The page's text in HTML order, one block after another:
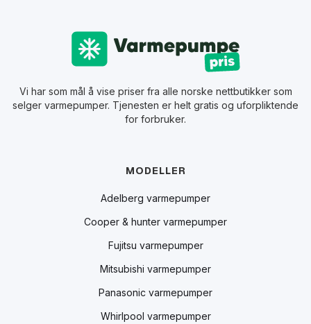
Vi har som mål å vise priser fra alle norske nettbutikker som
selger varmepumper. Tjenesten er helt gratis og uforpliktende
for forbruker.
MODELLER
Adelberg varmepumper
Cooper & hunter varmepumper
Fujitsu varmepumper
Mitsubishi varmepumper
Panasonic varmepumper
Whirlpool varmepumper